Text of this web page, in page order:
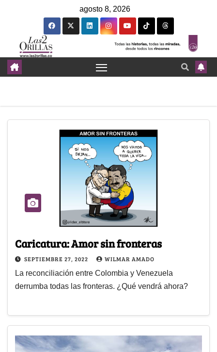
agosto 8, 2026
Caricatura: Amor sin fronteras
SEPTIEMBRE 27, 2022 WILMAR AMADO
La reconciliación entre Colombia y Venezuela
derrumba todas las fronteras. ¿Qué vendrá ahora?